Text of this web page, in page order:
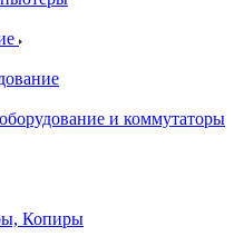
и коммутаторы
Копиры